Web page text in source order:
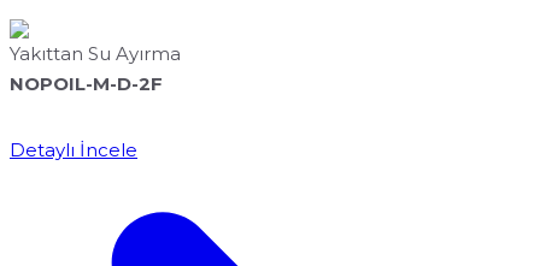
Yakıttan Su Ayırma
NOPOIL-M-D-2F
Detaylı İncele